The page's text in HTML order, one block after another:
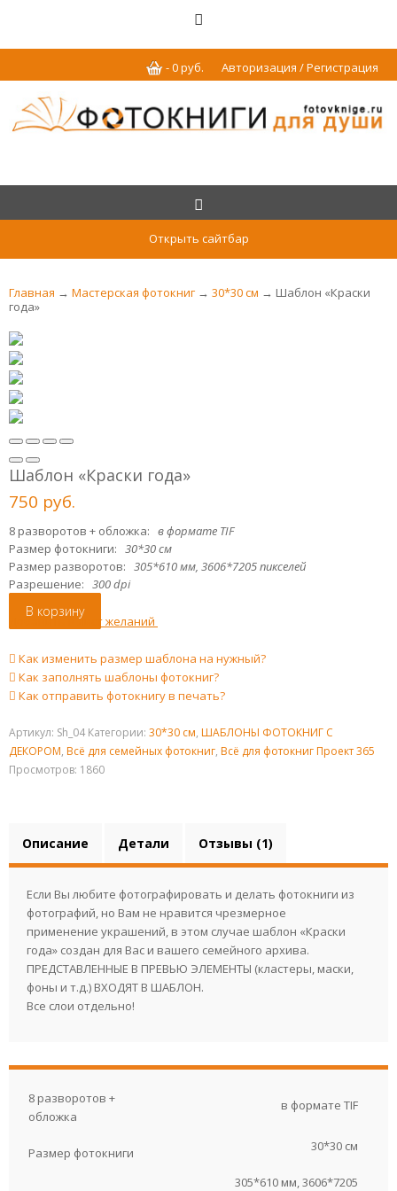
Авторизация / Регистрация
-0руб.
Открыть сайтбар
Главная → Мастерская фотокниг → 30*30 см → Шаблон «Краски
года»
Шаблон «Краски года»
750 руб.
8 разворотов + обложка: в формате TIF
Размер фотокниги: 30*30 см
Размер разворотов: 305*610 мм, 3606*7205 пикселей
Разрешение: 300 dpi
В корзину
Добавить в лист желаний
Как изменить размер шаблона на нужный?
Как заполнять шаблоны фотокниг?
Как отправить фотокнигу в печать?
Артикул: Sh_04 Категории: 30*30 см, ШАБЛОНЫ ФОТОКНИГ С
ДЕКОРОМ, Всё для семейных фотокниг, Всё для фотокниг Проект 365
Просмотров: 1860
Описание Детали Отзывы (1)
Если Вы любите фотографировать и делать фотокниги из
фотографий, но Вам не нравится чрезмерное
применение украшений, в этом случае шаблон «Краски
года» создан для Вас и вашего семейного архива.
ПРЕДСТАВЛЕННЫЕ В ПРЕВЬЮ ЭЛЕМЕНТЫ (кластеры, маски,
фоны и т.д.) ВХОДЯТ В ШАБЛОН.
Все слои отдельно!
8 разворотов +
обложка
в формате TIF
Размер фотокниги 30*30 см
305*610 мм, 3606*7205